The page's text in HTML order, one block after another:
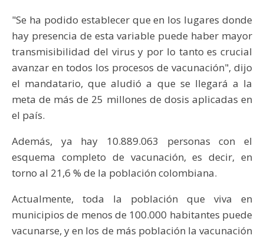
"Se ha podido establecer que en los lugares donde
hay presencia de esta variable puede haber mayor
transmisibilidad del virus y por lo tanto es crucial
avanzar en todos los procesos de vacunación", dijo
el mandatario, que aludió a que se llegará a la
meta de más de 25 millones de dosis aplicadas en
el país.
Además, ya hay 10.889.063 personas con el
esquema completo de vacunación, es decir, en
torno al 21,6 % de la población colombiana.
Actualmente, toda la población que viva en
municipios de menos de 100.000 habitantes puede
vacunarse, y en los de más población la vacunación